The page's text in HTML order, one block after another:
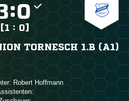
:
[1 : 0]
TORNESCH 1.B (A1)
 